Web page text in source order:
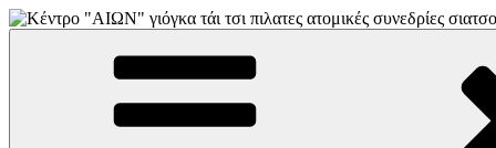
Skip
to
ΚΕΝΤΡΟ ΓΙΟΓΚΑ-ΠΙΛΑΤΕΣ-ΤΑΙ ΤΣΙ